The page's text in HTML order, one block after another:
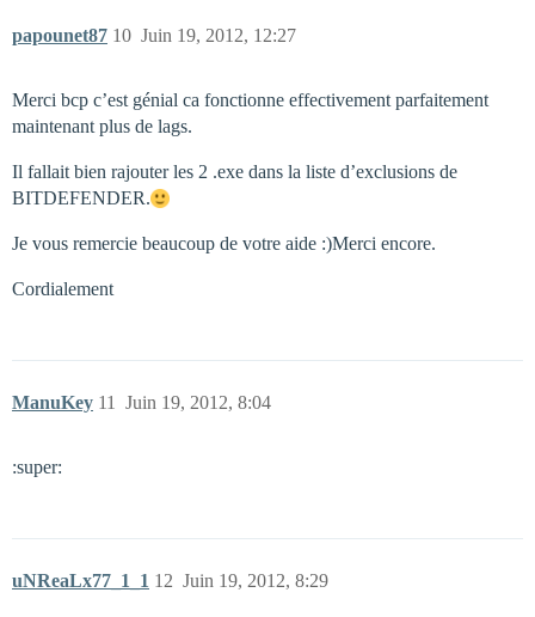
papounet87 Juin 19, 2012, 12:27
10
Merci bcp c’est génial ca fonctionne effectivement parfaitement
maintenant plus de lags.
Il fallait bien rajouter les 2 .exe dans la liste d’exclusions de
BITDEFENDER.
Je vous remercie beaucoup de votre aide :)Merci encore.
Cordialement
ManuKey Juin 19, 2012, 8:04
11
:super:
uNReaLx77_1_1 Juin 19, 2012, 8:29
12